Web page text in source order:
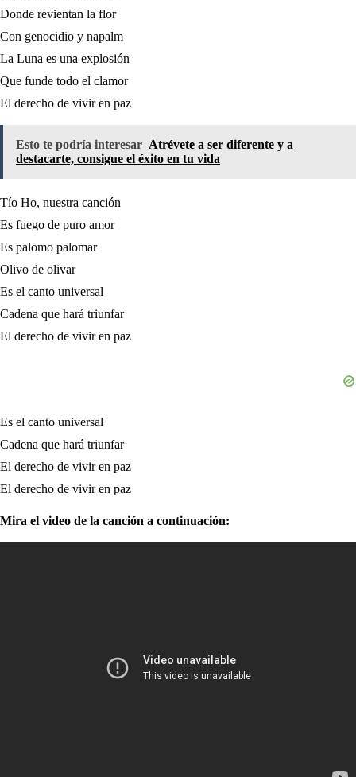
Donde revientan la flor
Con genocidio y napalm
La Luna es una explosión
Que funde todo el clamor
El derecho de vivir en paz
Esto te podría interesar Atrévete a ser diferente y a
destacarte, consigue el éxito en tu vida
Tío Ho, nuestra canción
Es fuego de puro amor
Es palomo palomar
Olivo de olivar
Es el canto universal
Cadena que hará triunfar
El derecho de vivir en paz
Es el canto universal
Cadena que hará triunfar
El derecho de vivir en paz
El derecho de vivir en paz
Mira el video de la canción a continuación: